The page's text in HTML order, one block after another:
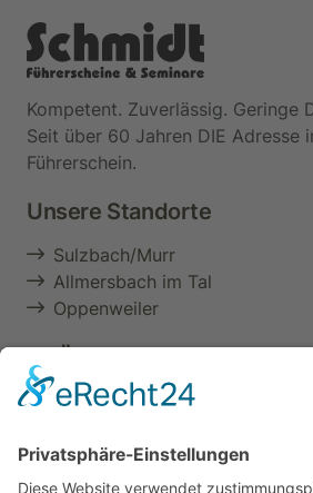
Kompetent. Zuverlässig. Geringe
Seit über 60 Jahren DIE Adresse
Führerschein.
Unsere Standorte
Sulzbach/Murr
Allmersbach im Tal
Oppenweiler
Aktuelles & Termine
Führerschein
Berufliche Aus- &